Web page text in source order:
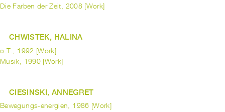
Die Farben der Zeit, 2008 [Work]
CHWISTEK, HALINA
o.T., 1992 [Work]
Musik, 1990 [Work]
CIESINSKI, ANNEGRET
Bewegungs-energien, 1986 [Work]